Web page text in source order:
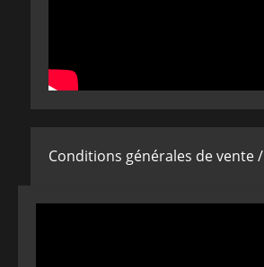
Conditions générales de vente /